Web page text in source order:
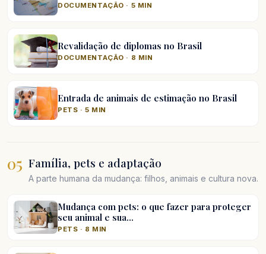
DOCUMENTAÇÃO · 5 MIN
Revalidação de diplomas no Brasil
DOCUMENTAÇÃO · 8 MIN
Entrada de animais de estimação no Brasil
PETS · 5 MIN
05 Família, pets e adaptação
A parte humana da mudança: filhos, animais e cultura nova.
Mudança com pets: o que fazer para proteger
seu animal e sua…
PETS · 8 MIN